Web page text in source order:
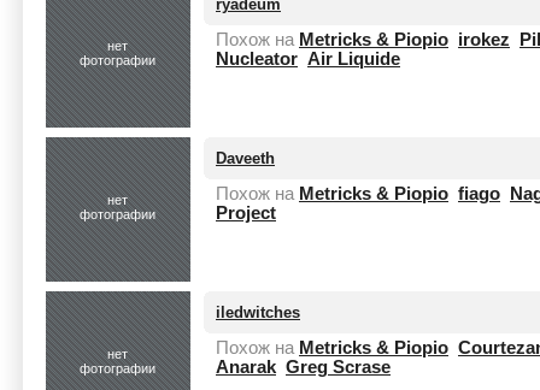
нет
фотографии
ryadeum
Похож на Metricks & Piopio irokez
Nucleator Air Liquide
нет
фотографии
Daveeth
Похож на Metricks & Piopio fiago
Project
нет
фотографии
iledwitches
Похож на Metricks & Piopio
Anarak Greg Scrase